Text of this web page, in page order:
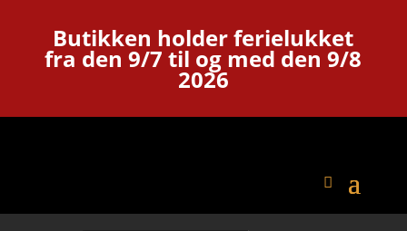
Butikken holder ferielukket
fra den 9/7 til og med den 9/8
2026